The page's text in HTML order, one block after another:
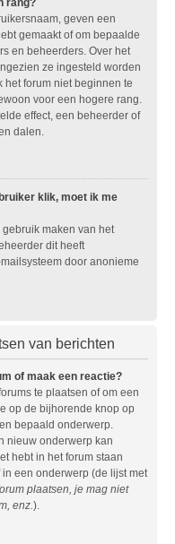
geven een
gemaakt of om bepaalde
en beheerders. Over het
ze ingesteld worden
het forum niet beginnen te
voor een hogere rang.
effect, een beheerder of
dalen.
klik, moet ik me
maken van het
dit heeft
door anonieme
van berichten
of maak een reactie?
te plaatsen of om een
op de bijhorende knop op
bepaald onderwerp.
nieuw onderwerp kan
hebt in het forum staan
een onderwerp (de lijst met
plaatsen, je mag niet
enz. ).